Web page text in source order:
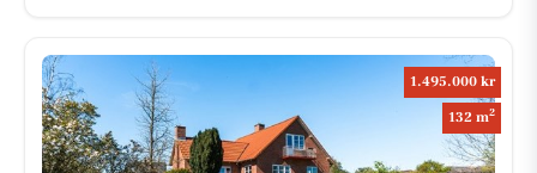
1.495.000 kr
132 m2